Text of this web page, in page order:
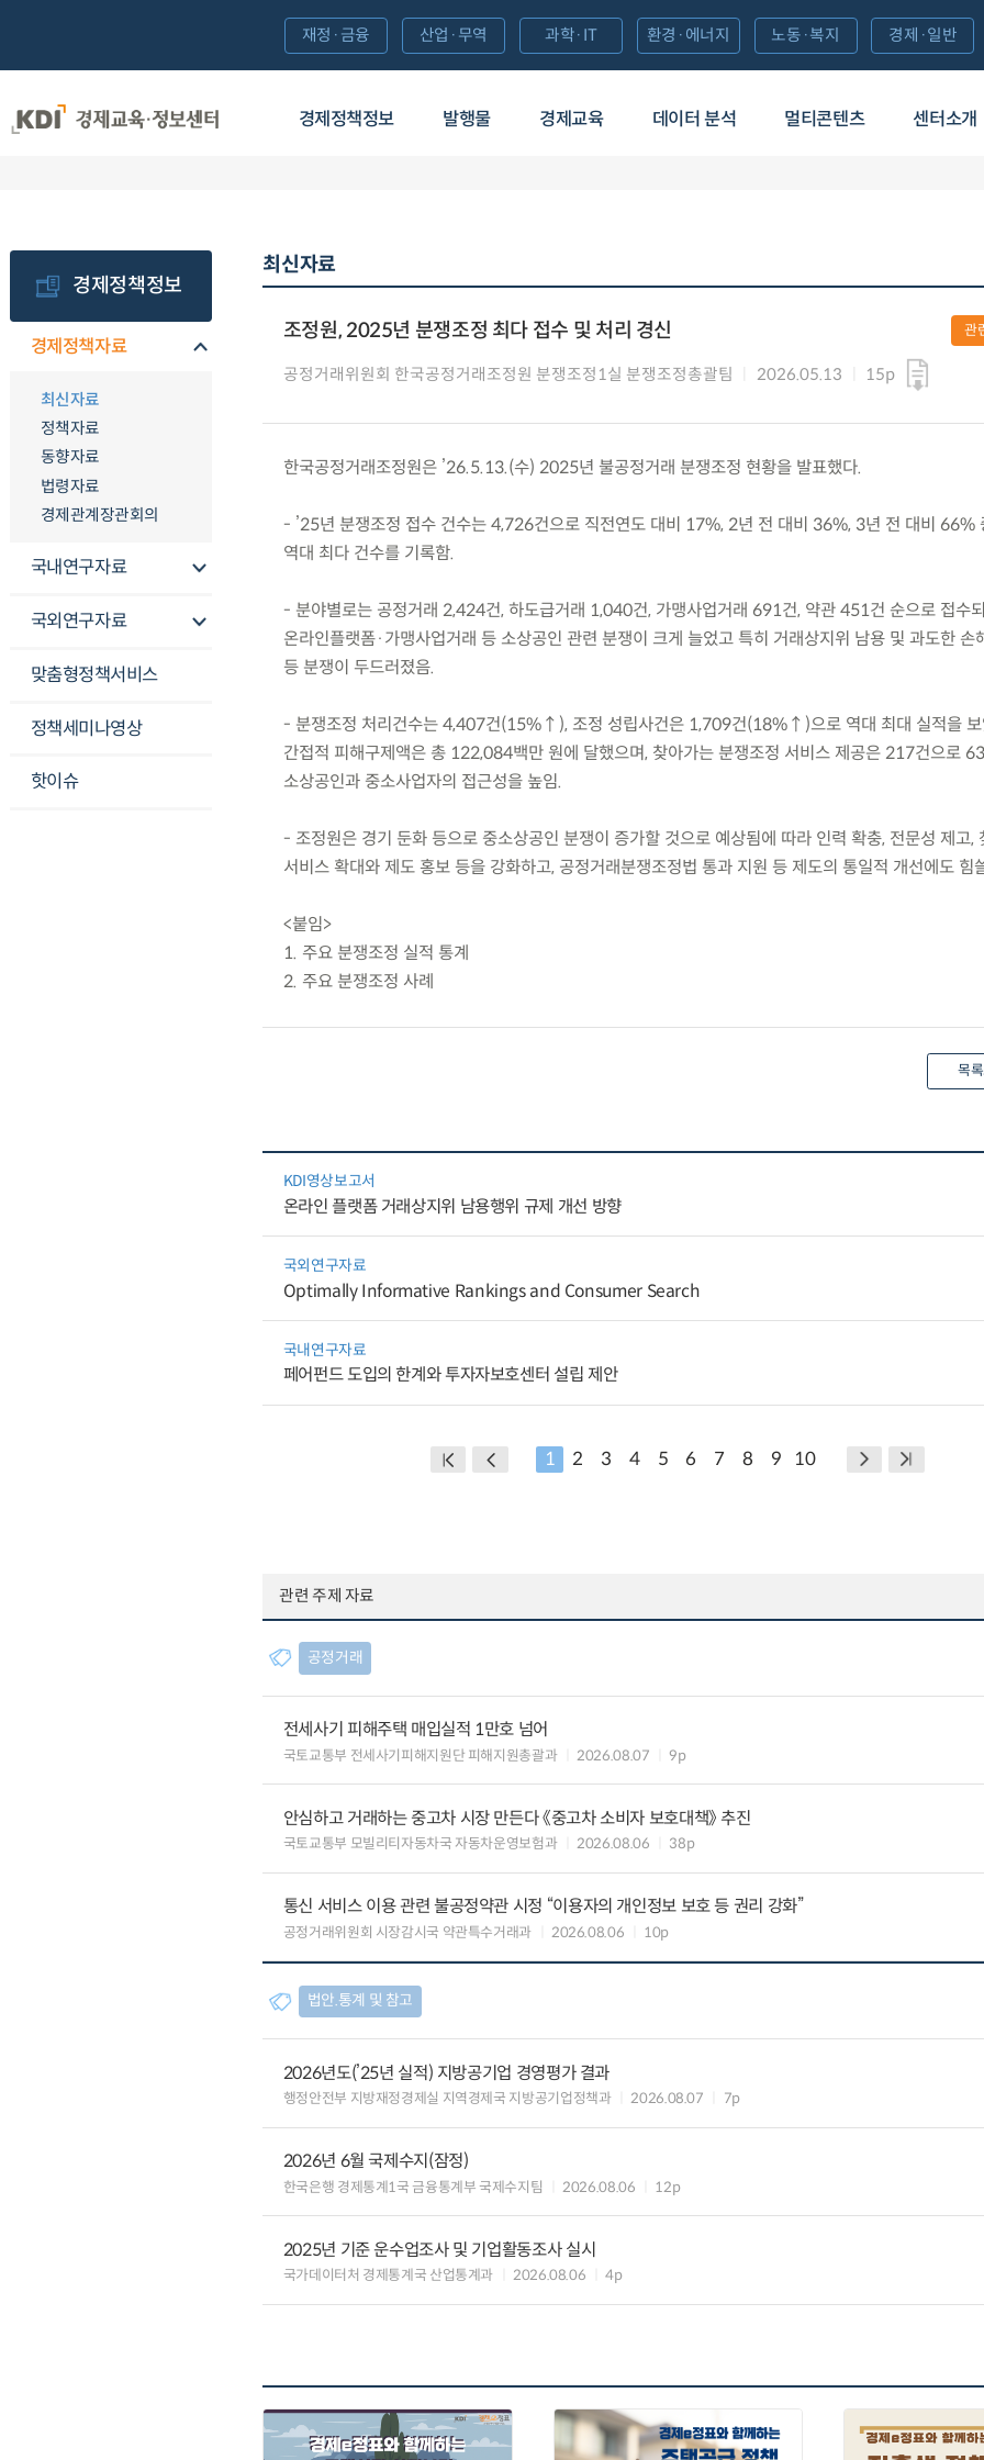
경제정책정보 발행물 경제교육 데이터 분석 멀티콘텐츠 센터소개
재정·금융 산업·무역 과학·IT 환경·에너지 노동·복지 경제·일반
경제정책정보
경제정책자료
최신자료
정책자료
동향자료
법령자료
경제관계장관회의
국내연구자료
국외연구자료
맞춤형정책서비스
정책세미나영상
핫이슈
최신자료
조정원, 2025년 분쟁조정 최다 접수 및 처리 경신
공정거래위원회 한국공정거래조정원 분쟁조정1실 분쟁조정총괄팀 2026.05.13 15p
관
한국공정거래조정원은 ’26.5.13.(수) 2025년 불공정거래 분쟁조정 현황을 발표했다.
- ’25년 분쟁조정 접수 건수는 4,726건으로 직전연도 대비 17%, 2년 전 대비 36%, 3년 전 대비 66%
역대 최다 건수를 기록함.
- 분야별로는 공정거래 2,424건, 하도급거래 1,040건, 가맹사업거래 691건, 약관 451건 순으로 접수
온라인플랫폼·가맹사업거래 등 소상공인 관련 분쟁이 크게 늘었고 특히 거래상지위 남용 및 과도한 손
등 분쟁이 두드러졌음.
- 분쟁조정 처리건수는 4,407건(15%↑), 조정 성립사건은 1,709건(18%↑)으로 역대 최대 실적을 보
간접적 피해구제액은 총 122,084백만 원에 달했으며, 찾아가는 분쟁조정 서비스 제공은 217건으로
소상공인과 중소사업자의 접근성을 높임.
- 조정원은 경기 둔화 등으로 중소상공인 분쟁이 증가할 것으로 예상됨에 따라 인력 확충, 전문성 제고,
서비스 확대와 제도 홍보 등을 강화하고, 공정거래분쟁조정법 통과 지원 등 제도의 통일적 개선에도 힘
<붙임>
1. 주요 분쟁조정 실적 통계
2. 주요 분쟁조정 사례
목
KDI영상보고서
온라인 플랫폼 거래상지위 남용행위 규제 개선 방향
국외연구자료
Optimally Informative Rankings and Consumer Search
국내연구자료
페어펀드 도입의 한계와 투자자보호센터 설립 제안
1 2 3 4 5 6 7 8 9 10
관련 주제 자료
공정거래
전세사기 피해주택 매입실적 1만호 넘어
국토교통부 전세사기피해지원단 피해지원총괄과 2026.08.07 9p
안심하고 거래하는 중고차 시장 만든다 《중고차 소비자 보호대책》 추진
국토교통부 모빌리티자동차국 자동차운영보험과 2026.08.06 38p
통신 서비스 이용 관련 불공정약관 시정 “이용자의 개인정보 보호 등 권리 강화”
공정거래위원회 시장감시국 약관특수거래과 2026.08.06 10p
법안.통계 및 참고
2026년도(’25년 실적) 지방공기업 경영평가 결과
행정안전부 지방재정경제실 지역경제국 지방공기업정책과 2026.08.07 7p
2026년 6월 국제수지(잠정)
한국은행 경제통계1국 금융통계부 국제수지팀 2026.08.06 12p
2025년 기준 운수업조사 및 기업활동조사 실시
국가데이터처 경제통계국 산업통계과 2026.08.06 4p